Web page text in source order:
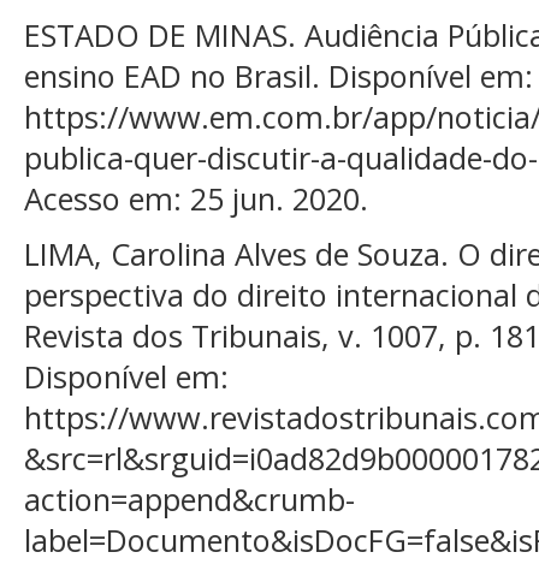
ESTADO DE MINAS. Audiência
ensino EAD no Brasil. Disponível em:
https://www.em.com.br/app/noticia/
publica-quer-discutir-a-qualidade-
Acesso em: 25 jun. 2020.
LIMA, Carolina Alves de Souza. O
perspectiva do direito internacional
Revista dos Tribunais, v. 1007, p.
Disponível em:
https://
action=append&crumb-